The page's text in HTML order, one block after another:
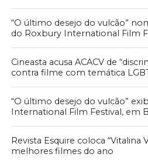
“O último desejo do vulcão”
do Roxbury International Film
Cineasta acusa ACACV de
contra filme com temática
“O último desejo do vulcão”
International Film Festival, em
Revista Esquire coloca “Vitalina
melhores filmes do ano